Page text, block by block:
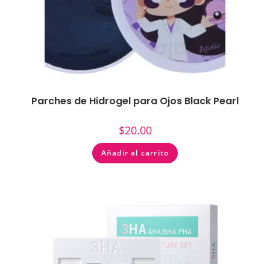
Parches de Hidrogel para Ojos Black Pearl
$20.00
Añadir al carrito